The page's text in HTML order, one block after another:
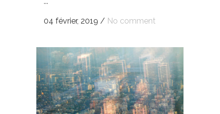
04 février, 2019 / No comment